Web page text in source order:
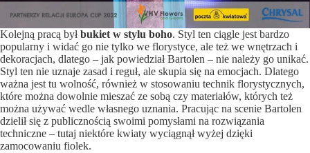
Kolejną pracą byłbukiet w stylu boho. Styl ten ciągle jest bardzo
popularny i widać go nie tylko we florystyce, ale też we wnętrzach i
dekoracjach, dlatego – jak powiedział Bartolen – nie należy go unikać.
Styl ten nie uznaje zasad i reguł, ale skupia się na emocjach. Dlatego
ważna jest tu wolność, również w stosowaniu technik florystycznych,
które można dowolnie mieszać ze sobą czy materiałów, których też
można używać wedle własnego uznania. Pracując na scenie Bartolen
dzielił się z publicznością swoimi pomysłami na rozwiązania
techniczne – tutaj niektóre kwiaty wyciągnął wyżej dzięki
zamocowaniu fiolek.